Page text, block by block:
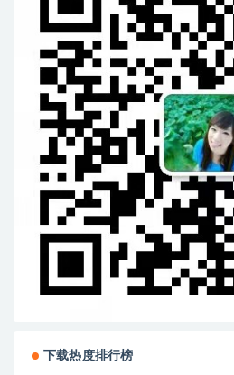
下载热度排行榜